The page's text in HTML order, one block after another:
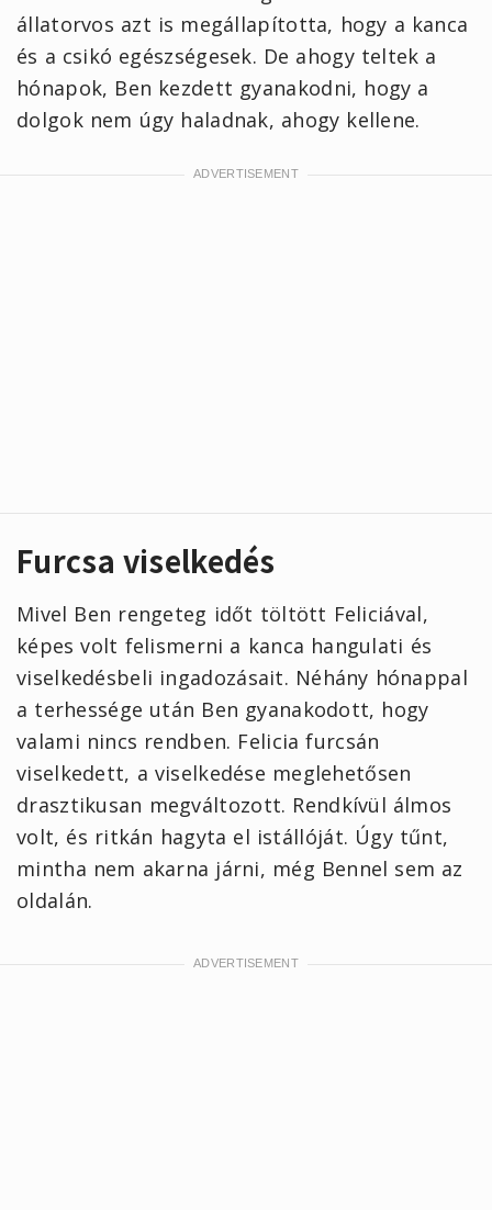
állatorvos azt is megállapította, hogy a kanca
és a csikó egészségesek. De ahogy teltek a
hónapok, Ben kezdett gyanakodni, hogy a
dolgok nem úgy haladnak, ahogy kellene.
Furcsa viselkedés
Mivel Ben rengeteg időt töltött Feliciával,
képes volt felismerni a kanca hangulati és
viselkedésbeli ingadozásait. Néhány hónappal
a terhessége után Ben gyanakodott, hogy
valami nincs rendben. Felicia furcsán
viselkedett, a viselkedése meglehetősen
drasztikusan megváltozott. Rendkívül álmos
volt, és ritkán hagyta el istállóját. Úgy tűnt,
mintha nem akarna járni, még Bennel sem az
oldalán.